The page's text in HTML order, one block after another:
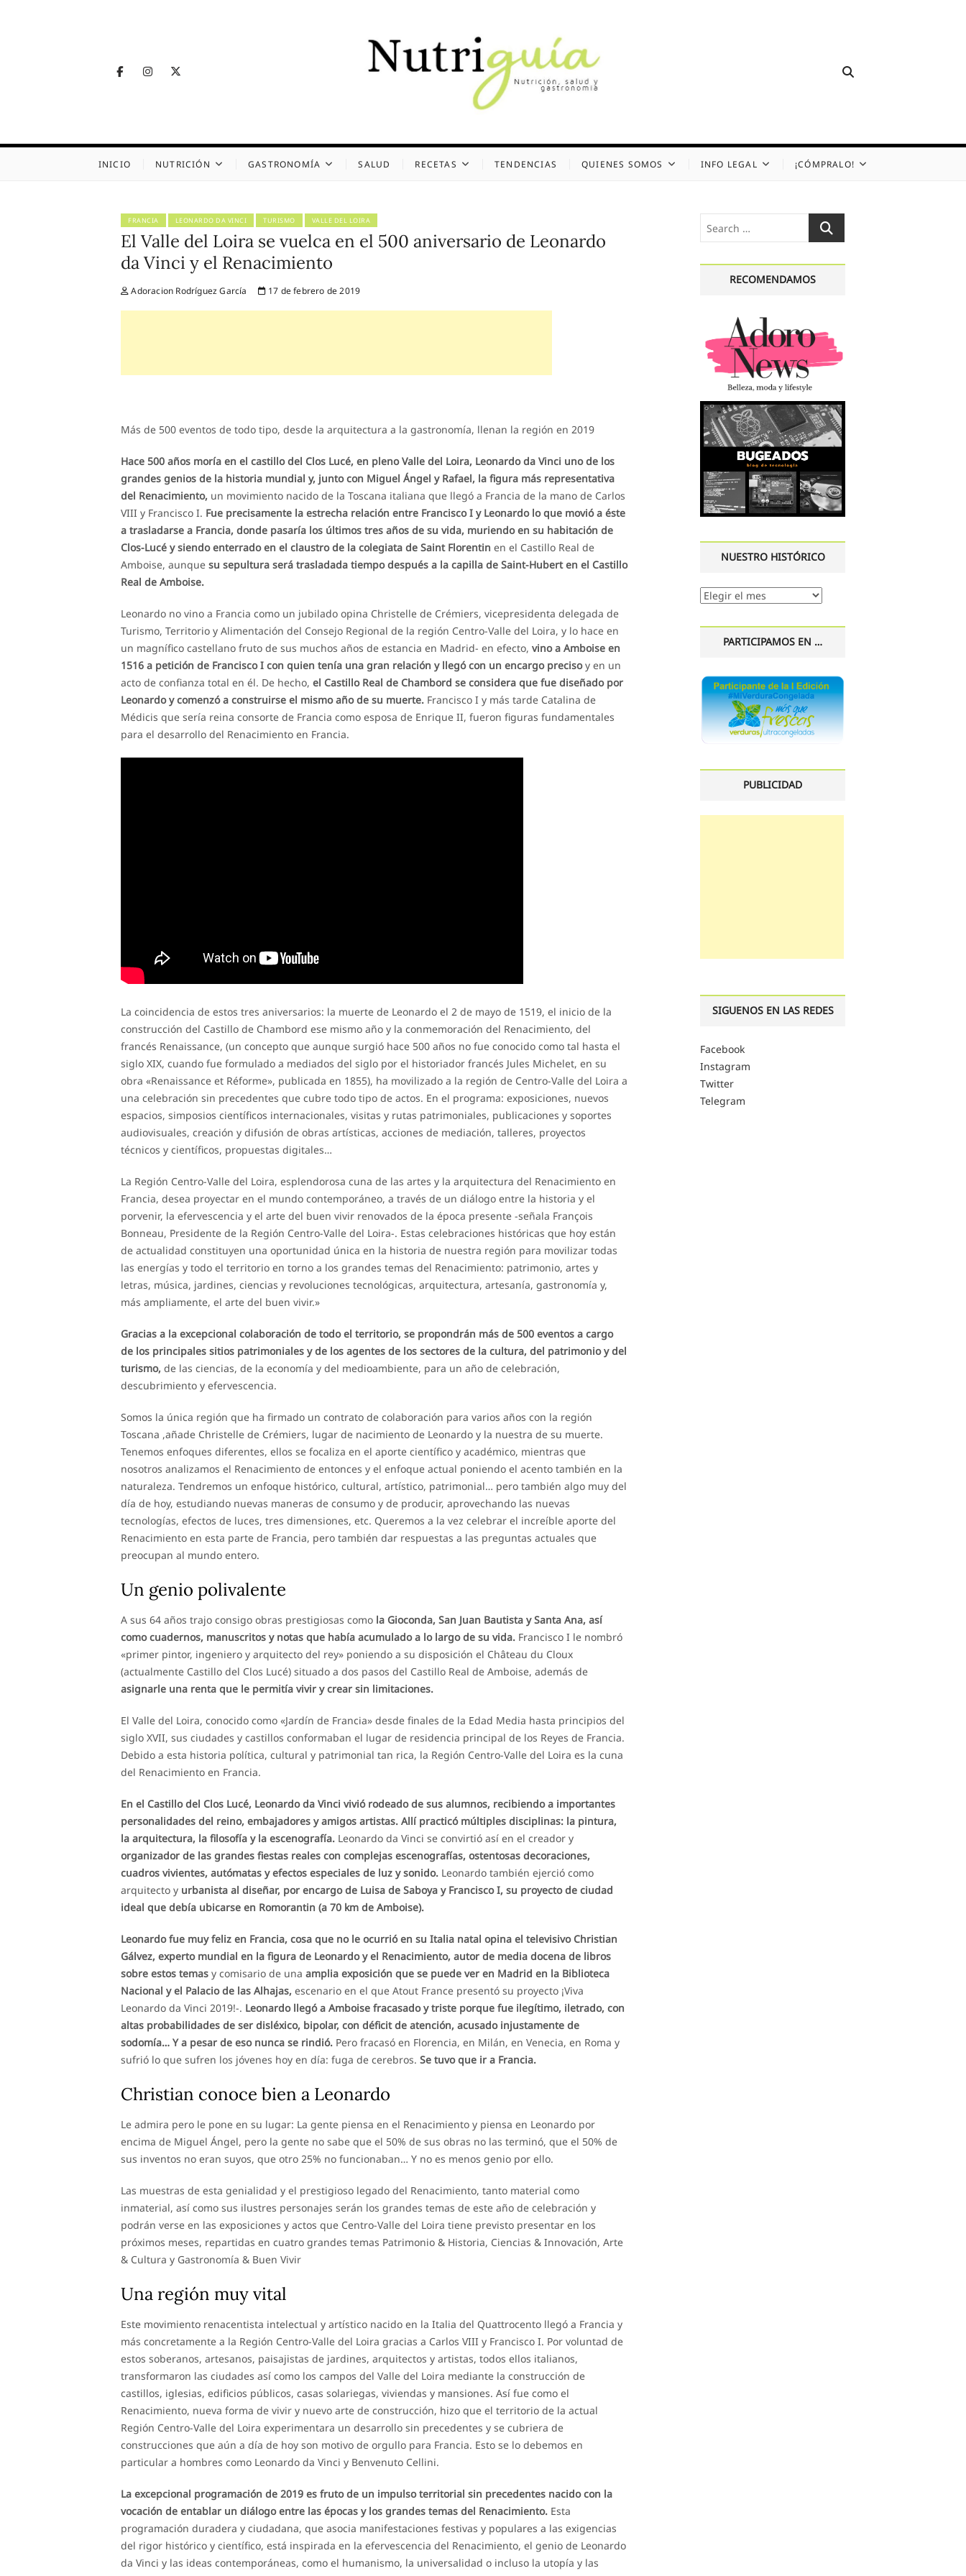
FacebookInstagram
INICIO NUTRICIÓN GASTRONOMÍA SALUD RECETAS TENDENCIAS QUIENES SOMOS INFO LEGAL ¡CÓMPRALO!
FRANCIA LEONARDO DA VINCI TURISMO VALLE DEL LOIRA
El Valle del Loira se vuelca en el 500 aniversario de Leonardo
da Vinci y el Renacimiento
Adoracion Rodríguez García 17 de febrero de 2019
Más de 500 eventos de todo tipo, desde la arquitectura a la gastronomía, llenan la región en 2019
Hace 500 años moría en el castillo del Clos Lucé, en pleno Valle del Loira, Leonardo da Vinci uno de los
grandes genios de la historia mundial y, junto con Miguel Ángel y Rafael, la figura más representativa
del Renacimiento, un movimiento nacido de la Toscana italiana que llegó a Francia de la mano de Carlos
VIII y Francisco I. Fue precisamente la estrecha relación entre Francisco I y Leonardo lo que movió a éste
a trasladarse a Francia, donde pasaría los últimos tres años de su vida, muriendo en su habitación de
Clos-Lucé y siendo enterrado en el claustro de la colegiata de Saint Florentin en el Castillo Real de
Amboise, aunque su sepultura será trasladada tiempo después a la capilla de Saint-Hubert en el Castillo
Real de Amboise.
Leonardo no vino a Francia como un jubilado opina Christelle de Crémiers, vicepresidenta delegada de
Turismo, Territorio y Alimentación del Consejo Regional de la región Centro-Valle del Loira, y lo hace en
un magnífico castellano fruto de sus muchos años de estancia en Madrid- en efecto, vino a Amboise en
1516 a petición de Francisco I con quien tenía una gran relación y llegó con un encargo precisoy en un
acto de confianza total en él. De hecho, el Castillo Real de Chambord se considera que fue diseñado por
Leonardo y comenzó a construirse el mismo año de su muerte. Francisco I y más tarde Catalina de
Médicis que sería reina consorte de Francia como esposa de Enrique II, fueron figuras fundamentales
para el desarrollo del Renacimiento en Francia.
La coincidencia de estos tres aniversarios: la muerte de Leonardo el 2 de mayo de 1519, el inicio de la
construcción del Castillo de Chambord ese mismo año y la conmemoración del Renacimiento, del
francés Renaissance, (un concepto que aunque surgió hace 500 años no fue conocido como tal hasta el
siglo XIX, cuando fue formulado a mediados del siglo por el historiador francés Jules Michelet, en su
obra «Renaissance et Réforme», publicada en 1855), ha movilizado a la región de Centro-Valle del Loira a
una celebración sin precedentes que cubre todo tipo de actos. En el programa: exposiciones, nuevos
espacios, simposios científicos internacionales, visitas y rutas patrimoniales, publicaciones y soportes
audiovisuales, creación y difusión de obras artísticas, acciones de mediación, talleres, proyectos
técnicos y científicos, propuestas digitales…
La Región Centro-Valle del Loira, esplendorosa cuna de las artes y la arquitectura del Renacimiento en
Francia, desea proyectar en el mundo contemporáneo, a través de un diálogo entre la historia y el
porvenir, la efervescencia y el arte del buen vivir renovados de la época presente -señala François
Bonneau, Presidente de la Región Centro-Valle del Loira-. Estas celebraciones históricas que hoy están
de actualidad constituyen una oportunidad única en la historia de nuestra región para movilizar todas
las energías y todo el territorio en torno a los grandes temas del Renacimiento: patrimonio, artes y
letras, música, jardines, ciencias y revoluciones tecnológicas, arquitectura, artesanía, gastronomía y,
más ampliamente, el arte del buen vivir.»
Gracias a la excepcional colaboración de todo el territorio, se propondrán más de 500 eventos a cargo
de los principales sitios patrimoniales y de los agentes de los sectores de la cultura, del patrimonio y del
turismo, de las ciencias, de la economía y del medioambiente, para un año de celebración,
descubrimiento y efervescencia.
Somos la única región que ha firmado un contrato de colaboración para varios años con la región
Toscana ,añade Christelle de Crémiers, lugar de nacimiento de Leonardo y la nuestra de su muerte.
Tenemos enfoques diferentes, ellos se focaliza en el aporte científico y académico, mientras que
nosotros analizamos el Renacimiento de entonces y el enfoque actual poniendo el acento también en la
naturaleza. Tendremos un enfoque histórico, cultural, artístico, patrimonial… pero también algo muy del
día de hoy, estudiando nuevas maneras de consumo y de producir, aprovechando las nuevas
tecnologías, efectos de luces, tres dimensiones, etc. Queremos a la vez celebrar el increíble aporte del
Renacimiento en esta parte de Francia, pero también dar respuestas a las preguntas actuales que
preocupan al mundo entero.
Un genio polivalente
A sus 64 años trajo consigo obras prestigiosas como la Gioconda, San Juan Bautista y Santa Ana, así
como cuadernos, manuscritos y notas que había acumulado a lo largo de su vida. Francisco I le nombró
«primer pintor, ingeniero y arquitecto del rey» poniendo a su disposición el Château du Cloux
(actualmente Castillo del Clos Lucé) situado a dos pasos del Castillo Real de Amboise, además de
asignarle una renta que le permitía vivir y crear sin limitaciones.
El Valle del Loira, conocido como «Jardín de Francia» desde finales de la Edad Media hasta principios del
siglo XVII, sus ciudades y castillos conformaban el lugar de residencia principal de los Reyes de Francia.
Debido a esta historia política, cultural y patrimonial tan rica, la Región Centro-Valle del Loira es la cuna
del Renacimiento en Francia.
En el Castillo del Clos Lucé, Leonardo da Vinci vivió rodeado de sus alumnos, recibiendo a importantes
personalidades del reino, embajadores y amigos artistas. Allí practicó múltiples disciplinas: la pintura,
la arquitectura, la filosofía y la escenografía. Leonardo da Vinci se convirtió así en el creador y
organizador de las grandes fiestas reales con complejas escenografías, ostentosas decoraciones,
cuadros vivientes, autómatas y efectos especiales de luz y sonido. Leonardo también ejerció como
arquitecto y urbanista al diseñar, por encargo de Luisa de Saboya y Francisco I, su proyecto de ciudad
ideal que debía ubicarse en Romorantin (a 70 km de Amboise).
Leonardo fue muy feliz en Francia, cosa que no le ocurrió en su Italia natal opina el televisivo Christian
Gálvez, experto mundial en la figura de Leonardo y el Renacimiento, autor de media docena de libros
sobre estos temas y comisario de una amplia exposición que se puede ver en Madrid en la Biblioteca
Nacional y el Palacio de las Alhajas, escenario en el que Atout France presentó su proyecto ¡Viva
Leonardo da Vinci 2019!-. Leonardo llegó a Amboise fracasado y triste porque fue ilegítimo, iletrado, con
altas probabilidades de ser disléxico, bipolar, con déficit de atención, acusado injustamente de
sodomía… Y a pesar de eso nunca se rindió. Pero fracasó en Florencia, en Milán, en Venecia, en Roma y
sufrió lo que sufren los jóvenes hoy en día: fuga de cerebros. Se tuvo que ir a Francia.
Christian conoce bien a Leonardo
Le admira pero le pone en su lugar: La gente piensa en el Renacimiento y piensa en Leonardo por
encima de Miguel Ángel, pero la gente no sabe que el 50% de sus obras no las terminó, que el 50% de
sus inventos no eran suyos, que otro 25% no funcionaban… Y no es menos genio por ello.
Las muestras de esta genialidad y el prestigioso legado del Renacimiento, tanto material como
inmaterial, así como sus ilustres personajes serán los grandes temas de este año de celebración y
podrán verse en las exposiciones y actos que Centro-Valle del Loira tiene previsto presentar en los
próximos meses, repartidas en cuatro grandes temas Patrimonio & Historia, Ciencias & Innovación, Arte
& Cultura y Gastronomía & Buen Vivir
Una región muy vital
Este movimiento renacentista intelectual y artístico nacido en la Italia del Quattrocento llegó a Francia y
más concretamente a la Región Centro-Valle del Loira gracias a Carlos VIII y Francisco I. Por voluntad de
estos soberanos, artesanos, paisajistas de jardines, arquitectos y artistas, todos ellos italianos,
transformaron las ciudades así como los campos del Valle del Loira mediante la construcción de
castillos, iglesias, edificios públicos, casas solariegas, viviendas y mansiones. Así fue como el
Renacimiento, nueva forma de vivir y nuevo arte de construcción, hizo que el territorio de la actual
Región Centro-Valle del Loira experimentara un desarrollo sin precedentes y se cubriera de
construcciones que aún a día de hoy son motivo de orgullo para Francia. Esto se lo debemos en
particular a hombres como Leonardo da Vinci y Benvenuto Cellini.
La excepcional programación de 2019 es fruto de un impulso territorial sin precedentes nacido con la
vocación de entablar un diálogo entre las épocas y los grandes temas del Renacimiento. Esta
programación duradera y ciudadana, que asocia manifestaciones festivas y populares a las exigencias
del rigor histórico y científico, está inspirada en la efervescencia del Renacimiento, el genio de Leonardo
da Vinci y las ideas contemporáneas, como el humanismo, la universalidad o incluso la utopía y las
Search
…
RECOMENDAMOS
NUESTRO HISTÓRICO
Nuestro
PARTICIPAMOS EN …
PUBLICIDAD
SIGUENOS EN LAS REDES
Facebook
Instagram
Twitter
Telegram